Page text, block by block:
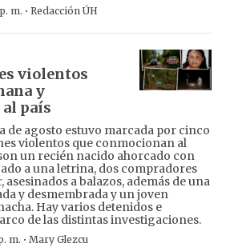
m. · Redacción ÚH
violentos
y
país
de agosto estuvo marcada por cinco
violentos que conmocionan al
un recién nacido ahorcado con
a una letrina, dos compradores
asesinados a balazos, además de una
y desmembrada y un joven
Hay varios detenidos e
de las distintas investigaciones.
m. · Mary Glezcu